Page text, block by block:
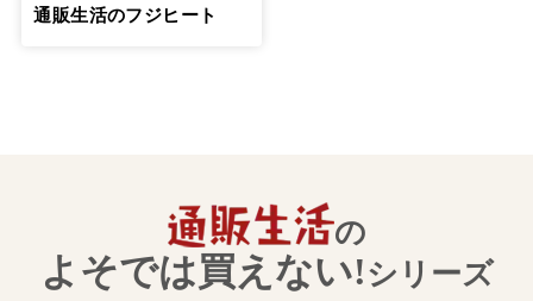
通販生活のフジヒート
の
よそでは買えない!シリーズ